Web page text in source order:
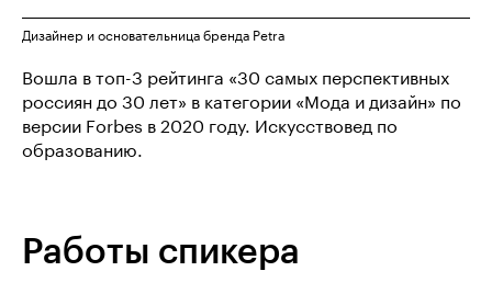
Дизайнер и основательница бренда Petra
Вошла в топ-3 рейтинга «30 самых перспективных
россиян до 30 лет» в категории «Мода и дизайн» по
версии Forbes в 2020 году. Искусствовед по
образованию.
Работы спикера